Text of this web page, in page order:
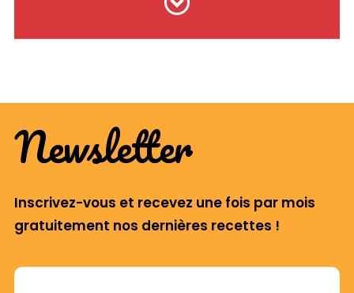
Newsletter
Inscrivez-vous et recevez une fois par mois
gratuitement nos dernières recettes !